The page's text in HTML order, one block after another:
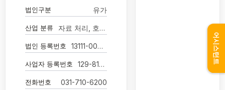
법인구분 유가
산업 분류 자료 처리, 호스팅, 포털 및 기타 인터넷 정보 매개 서비스업
법인 등록번호 13111-0041192
사업자 등록번호 129-81-29383
전화번호 031-710-6200
어시스턴트